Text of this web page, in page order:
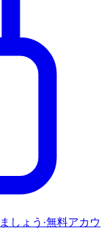
しょう ·無料アカウ